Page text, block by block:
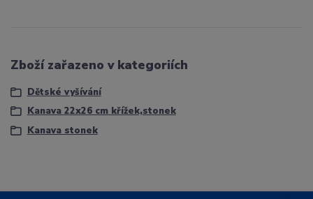
Zboží zařazeno v kategoriích
Dětské vyšívání
Kanava 22x26 cm křížek,stonek
Kanava stonek